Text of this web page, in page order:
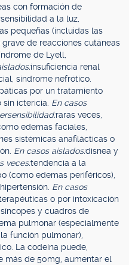
con formación de
a la luz,
pequeñas (incluidas las
de reacciones cutáneas
de Lyell,
insuficiencia renal
síndrome nefrótico.
por un tratamiento
ictericia. En casos
raras veces,
edemas faciales,
sistémicas anafilácticas o
En casos aislados:disnea y
veces:tendencia a la
(como edemas periféricos),
En casos
o por intoxicación
y cuadros de
pulmonar (especialmente
función pulmonar),
La codeína puede,
más de 50mg, aumentar el